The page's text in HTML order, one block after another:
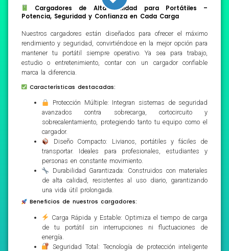
Cargadores de Alta Calidad para Portátiles –
Potencia, Seguridad y Confianza en Cada Carga
Nuestros cargadores están diseñados para ofrecer el máximo
rendimiento y seguridad, convirtiéndose en la mejor opción para
mantener tu portátil siempre operativo. Ya sea para trabajo,
estudio o entretenimiento, contar con un cargador confiable
marca la diferencia.
Características destacadas:
Protección Múltiple: Integran sistemas de seguridad
avanzados contra sobrecarga, cortocircuito y
sobrecalentamiento, protegiendo tanto tu equipo como el
cargador.
Diseño Compacto: Livianos, portátiles y fáciles de
transportar. Ideales para profesionales, estudiantes y
personas en constante movimiento.
Durabilidad Garantizada: Construidos con materiales
de alta calidad, resistentes al uso diario, garantizando
una vida útil prolongada.
Beneficios de nuestros cargadores:
Carga Rápida y Estable: Optimiza el tiempo de carga
de tu portátil sin interrupciones ni fluctuaciones de
energía.
Seguridad Total: Tecnología de protección inteligente